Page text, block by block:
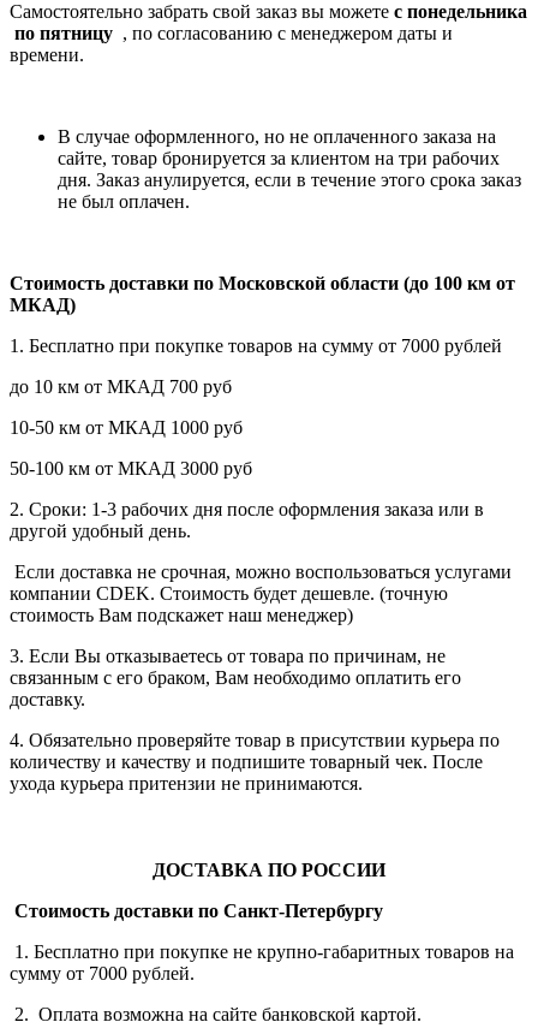
Самостоятельно забрать свой заказ вы можете c понедельника
по пятницу , по согласованию с менеджером даты и
времени.
В случае оформленного, но не оплаченного заказа на
сайте, товар бронируется за клиентом на три рабочих
дня. Заказ анулируется, если в течение этого срока заказ
не был оплачен.
Стоимость доставки по Московской области (до 100 км от
МКАД)
1. Бесплатно при покупке товаров на сумму от 7000 рублей
до 10 км от МКАД 700 руб
10-50 км от МКАД 1000 руб
50-100 км от МКАД 3000 руб
2. Сроки: 1-3 рабочих дня после оформления заказа или в
другой удобный день.
Если доставка не срочная, можно воспользоваться услугами
компании СDEK. Стоимость будет дешевле. (точную
стоимость Вам подскажет наш менеджер)
3. Если Вы отказываетесь от товара по причинам, не
связанным с его браком, Вам необходимо оплатить его
доставку.
4. Обязательно проверяйте товар в присутствии курьера по
количеству и качеству и подпишите товарный чек. После
ухода курьера притензии не принимаются.
ДОСТАВКА ПО РОССИИ
Стоимость доставки по Санкт-Петербургу
1. Бесплатно при покупке не крупно-габаритных товаров на
сумму от 7000 рублей.
2. Оплата возможна на сайте банковской картой.